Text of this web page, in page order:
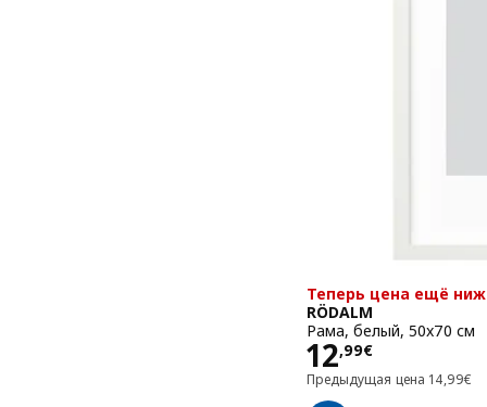
Теперь цена ещё
RÖDALM
Рама, белый, 50x70 см
12,99€
Цена 12,99€
Предыдущая цена 14,99€